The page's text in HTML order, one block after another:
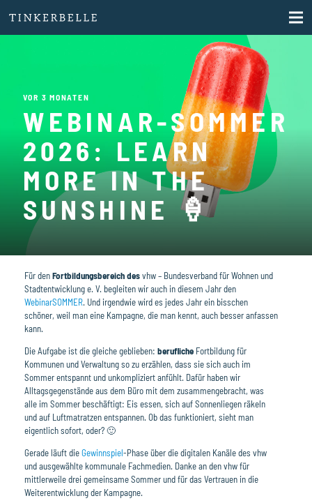
WEBINAR-SOMMER
2026: LEARN
MORE IN THE
SUNSHINE 🍦
VOR 3 MONATEN
Für denFortbildungsbereich desvhw – Bundesverband für Wohnen und
Stadtentwicklung e. V. begleiten wir auch in diesem Jahr den
WebinarSOMMER. Und irgendwie wird es jedes Jahr ein bisschen
schöner, weil man eine Kampagne, die man kennt, auch besser anfassen
kann.
Die Aufgabe ist die gleiche geblieben: berufliche Fortbildung für
Kommunen und Verwaltung so zu erzählen, dass sie sich auch im
Sommer entspannt und unkompliziert anfühlt. Dafür haben wir
Alltagsgegenstände aus dem Büro mit dem zusammengebracht, was
alle im Sommer beschäftigt: Eis essen, sich auf Sonnenliegen räkeln
und auf Luftmatratzen entspannen. Ob das funktioniert, sieht man
eigentlich sofort, oder? 🙂
Gerade läuft dieGewinnspiel-Phase über die digitalen Kanäle des vhw
und ausgewählte kommunale Fachmedien. Danke an den vhw für
mittlerweile drei gemeinsame Sommer und für das Vertrauen in die
Weiterentwicklung der Kampagne.